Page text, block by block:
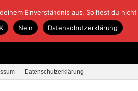
Datenschutzerklärung
Einverständnis aus. Solltest du
Nein Datenschutzerklärung